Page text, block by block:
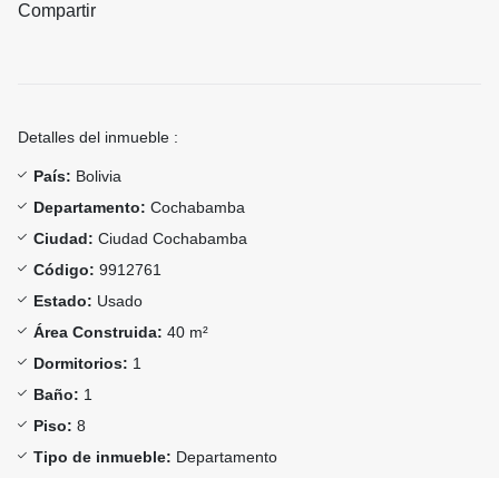
Compartir
Detalles del inmueble :
País: Bolivia
Departamento: Cochabamba
Ciudad: Ciudad Cochabamba
Código: 9912761
Estado: Usado
Área Construida: 40 m²
Dormitorios: 1
Baño: 1
Piso: 8
Tipo de inmueble: Departamento